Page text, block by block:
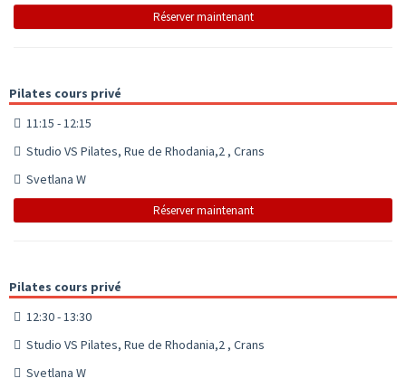
Réserver maintenant
Pilates cours privé
11:15 - 12:15
Studio VS Pilates, Rue de Rhodania,2 , Crans
Svetlana W
Réserver maintenant
Pilates cours privé
12:30 - 13:30
Studio VS Pilates, Rue de Rhodania,2 , Crans
Svetlana W